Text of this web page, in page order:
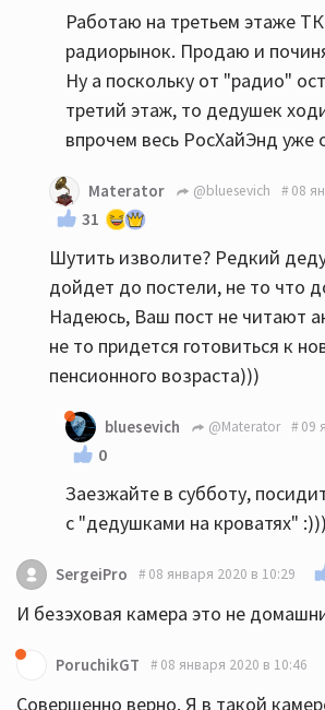
Работаю на третьем этаже
радиорынок. Продаю и
Ну а поскольку от "радио"
третий этаж, то дедушек
впрочем весь РосХайЭнд уже
Materator @bluesevich 08
31
Шутить изволите? Редкий
дойдет до постели, не то что
Надеюсь, Ваш пост не читают
не то придется готовиться к
пенсионного возраста)))
bluesevich @Materator 09
0
Заезжайте в субботу,
с "дедушками на кроватях" :)))
SergeiPro 08 января 2020 в 10:29
И безэховая камера это не
PoruchikGT 08 января 2020 в 10:46
Совершенно верно. Я в такой